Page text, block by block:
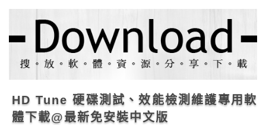
HD Tune 硬碟測試、效能檢測維護專用軟
體下載@最新免安裝中文版